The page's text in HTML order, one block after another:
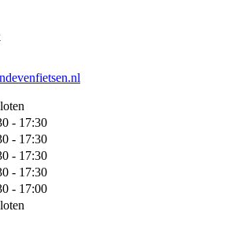
- 17:30
- 17:30
- 17:30
- 17:30
- 17:00